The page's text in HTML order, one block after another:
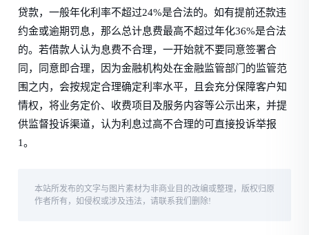
贷款，一般年化利率不超过24%是合法的。如有提前还款违
约金或逾期罚息，那么总计息费最高不超过年化36%是合法
的。若借款人认为息费不合理，一开始就不要同意签署合
同，同意即合理，因为金融机构处在金融监管部门的监管范
围之内，会按规定合理确定利率水平，且会充分保障客户知
情权，将业务定价、收费项目及服务内容等公示出来，并提
供监督投诉渠道，认为利息过高不合理的可直接投诉举报
1。
本站所发布的文字与图片素材为非商业目的改编或整理，版权归原
作者所有，如侵权或涉及违法，请联系我们删除!